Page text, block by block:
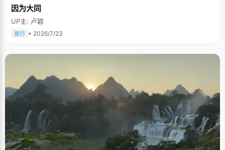
因为大同
UP主: 卢颖
旅行 • 2026/7/23